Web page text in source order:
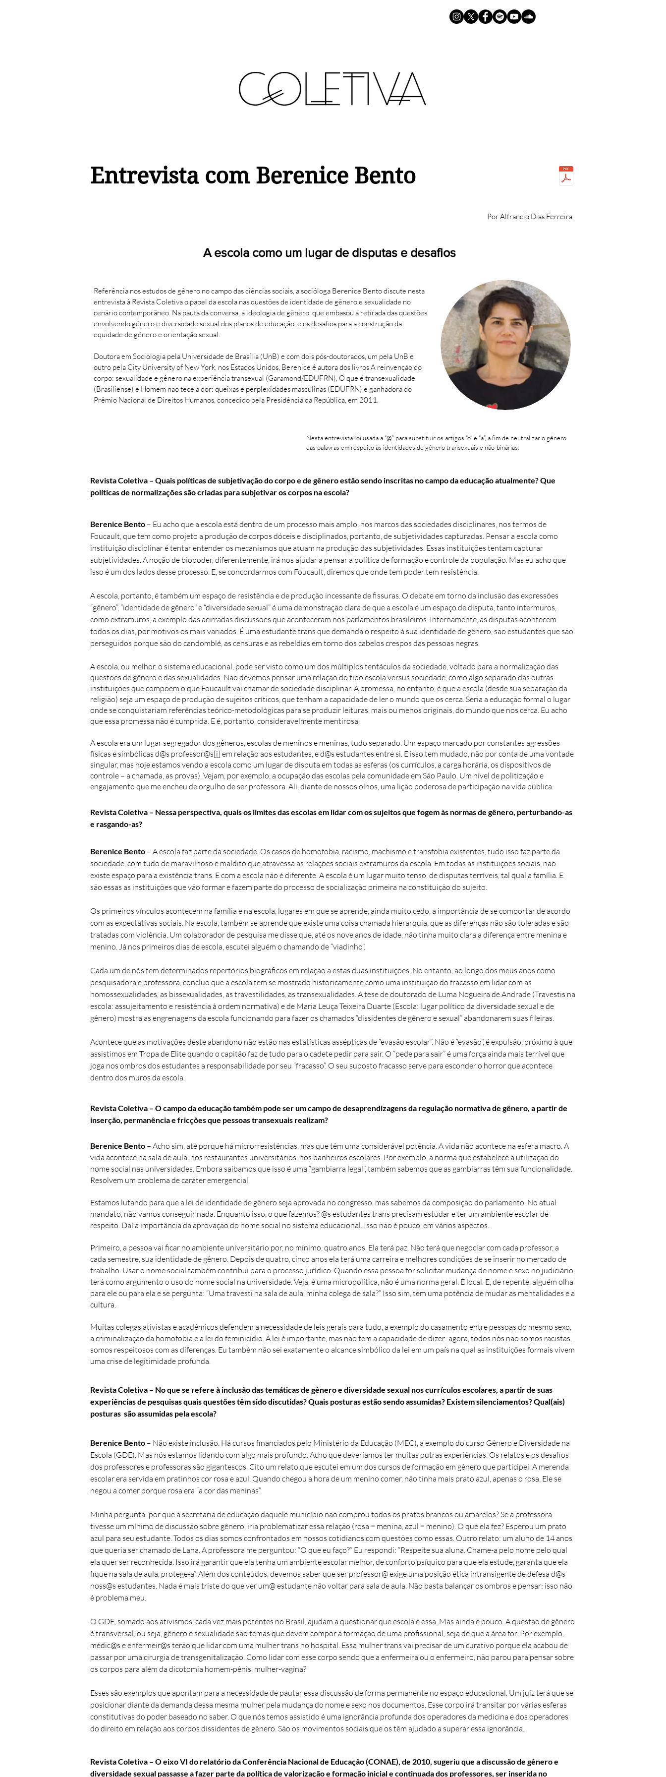
Entrevista com Berenice Bento
Por Alfrancio Dias Ferreira
A escola como um lugar de disputas e desafios
Referência nos estudos de gênero no campo das ciências sociais, a socióloga Berenice Bento discute nesta
entrevista à Revista Coletiva o papel da escola nas questões de identidade de gênero e sexualidade no
cenário contemporâneo. Na pauta da conversa, a ideologia de gênero, que embasou a retirada das questões
envolvendo gênero e diversidade sexual dos planos de educação, e os desafios para a construção da
equidade de gênero e orientação sexual.
Doutora em Sociologia pela Universidade de Brasília (UnB) e com dois pós-doutorados, um pela UnB e
outro pela City University of New York, nos Estados Unidos, Berenice é autora dos livros A reinvenção do
corpo: sexualidade e gênero na experiência transexual (Garamond/EDUFRN), O que é transexualidade
(Brasiliense) e Homem não tece a dor: queixas e perplexidades masculinas (EDUFRN) e ganhadora do
Prêmio Nacional de Direitos Humanos, concedido pela Presidência da República, em 2011.
Nesta entrevista foi usada a “@” para substituir os artigos “o” e “a”, a fim de neutralizar o gênero
das palavras em respeito às identidades de gênero transexuais e não-binárias.
Revista Coletiva – Quais políticas de subjetivação do corpo e de gênero estão sendo inscritas no campo da educação atualmente? Que
políticas de normalizações são criadas para subjetivar os corpos na escola?
Berenice Bento – Eu acho que a escola está dentro de um processo mais amplo, nos marcos das sociedades disciplinares, nos termos de
Foucault, que tem como projeto a produção de corpos dóceis e disciplinados, portanto, de subjetividades capturadas. Pensar a escola como
instituição disciplinar é tentar entender os mecanismos que atuam na produção das subjetividades. Essas instituições tentam capturar
subjetividades. A noção de biopoder, diferentemente, irá nos ajudar a pensar a política de formação e controle da população. Mas eu acho que
isso é um dos lados desse processo. E, se concordarmos com Foucault, diremos que onde tem poder tem resistência.
A escola, portanto, é também um espaço de resistência e de produção incessante de fissuras. O debate em torno da inclusão das expressões
“gênero”, “identidade de gênero” e “diversidade sexual” é uma demonstração clara de que a escola é um espaço de disputa, tanto intermuros,
como extramuros, a exemplo das acirradas discussões que aconteceram nos parlamentos brasileiros. Internamente, as disputas acontecem
todos os dias, por motivos os mais variados. É uma estudante trans que demanda o respeito à sua identidade de gênero, são estudantes que são
perseguidos porque são do candomblé, as censuras e as rebeldias em torno dos cabelos crespos das pessoas negras.
A escola, ou melhor, o sistema educacional, pode ser visto como um dos múltiplos tentáculos da sociedade, voltado para a normalização das
questões de gênero e das sexualidades. Não devemos pensar uma relação do tipo escola versus sociedade, como algo separado das outras
instituições que compõem o que Foucault vai chamar de sociedade disciplinar. A promessa, no entanto, é que a escola (desde sua separação da
religião) seja um espaço de produção de sujeitos críticos, que tenham a capacidade de ler o mundo que os cerca. Seria a educação formal o lugar
onde se conquistariam referências teórico-metodológicas para se produzir leituras, mais ou menos originais, do mundo que nos cerca. Eu acho
que essa promessa não é cumprida. E é, portanto, consideravelmente mentirosa.
A escola era um lugar segregador dos gêneros, escolas de meninos e meninas, tudo separado. Um espaço marcado por constantes agressões
físicas e simbólicas d@s professor@s[i] em relação aos estudantes, e d@s estudantes entre si. E isso tem mudado, não por conta de uma vontade
singular, mas hoje estamos vendo a escola como um lugar de disputa em todas as esferas (os currículos, a carga horária, os dispositivos de
controle – a chamada, as provas). Vejam, por exemplo, a ocupação das escolas pela comunidade em São Paulo. Um nível de politização e
engajamento que me encheu de orgulho de ser professora. Ali, diante de nossos olhos, uma lição poderosa de participação na vida pública.
Revista Coletiva – Nessa perspectiva, quais os limites das escolas em lidar com os sujeitos que fogem às normas de gênero, perturbando-as
e rasgando-as?
Berenice Bento – A escola faz parte da sociedade. Os casos de homofobia, racismo, machismo e transfobia existentes, tudo isso faz parte da
sociedade, com tudo de maravilhoso e maldito que atravessa as relações sociais extramuros da escola. Em todas as instituições sociais, não
existe espaço para a existência trans. E com a escola não é diferente. A escola é um lugar muito tenso, de disputas terríveis, tal qual a família. E
são essas as instituições que vão formar e fazem parte do processo de socialização primeira na constituição do sujeito.
Os primeiros vínculos acontecem na família e na escola, lugares em que se aprende, ainda muito cedo, a importância de se comportar de acordo
com as expectativas sociais. Na escola, também se aprende que existe uma coisa chamada hierarquia, que as diferenças não são toleradas e são
tratadas com violência. Um colaborador de pesquisa me disse que, até os nove anos de idade, não tinha muito clara a diferença entre menina e
menino. Já nos primeiros dias de escola, escutei alguém o chamando de “viadinho”.
Cada um de nós tem determinados repertórios biográficos em relação a estas duas instituições. No entanto, ao longo dos meus anos como
pesquisadora e professora, concluo que a escola tem se mostrado historicamente como uma instituição do fracasso em lidar com as
homossexualidades, as bissexualidades, as travestilidades, as transexualidades. A tese de doutorado de Luma Nogueira de Andrade (Travestis na
escola: assujeitamento e resistência à ordem normativa) e de Maria Leuça Teixeira Duarte (Escola: lugar político da diversidade sexual e de
gênero) mostra as engrenagens da escola funcionando para fazer os chamados “dissidentes de gênero e sexual” abandonarem suas fileiras.
Acontece que as motivações deste abandono não estão nas estatísticas assépticas de “evasão escolar”. Não é “evasão”, é expulsão, próximo à que
assistimos em Tropa de Elite quando o capitão faz de tudo para o cadete pedir para sair. O “pede para sair” é uma força ainda mais terrível que
joga nos ombros dos estudantes a responsabilidade por seu “fracasso”. O seu suposto fracasso serve para esconder o horror que acontece
dentro dos muros da escola.
Revista Coletiva – O campo da educação também pode ser um campo de desaprendizagens da regulação normativa de gênero, a partir de
inserção, permanência e fricções que pessoas transexuais realizam?
Berenice Bento – Acho sim, até porque há microrresistências, mas que têm uma considerável potência. A vida não acontece na esfera macro. A
vida acontece na sala de aula, nos restaurantes universitários, nos banheiros escolares. Por exemplo, a norma que estabelece a utilização do
nome social nas universidades. Embora saibamos que isso é uma “gambiarra legal”, também sabemos que as gambiarras têm sua funcionalidade.
Resolvem um problema de caráter emergencial.
Estamos lutando para que a lei de identidade de gênero seja aprovada no congresso, mas sabemos da composição do parlamento. No atual
mandato, não vamos conseguir nada. Enquanto isso, o que fazemos? @s estudantes trans precisam estudar e ter um ambiente escolar de
respeito. Daí a importância da aprovação do nome social no sistema educacional. Isso não é pouco, em vários aspectos.
Primeiro, a pessoa vai ficar no ambiente universitário por, no mínimo, quatro anos. Ela terá paz. Não terá que negociar com cada professor, a
cada semestre, sua identidade de gênero. Depois de quatro, cinco anos ela terá uma carreira e melhores condições de se inserir no mercado de
trabalho. Usar o nome social também contribui para o processo jurídico. Quando essa pessoa for solicitar mudança de nome e sexo no judiciário,
terá como argumento o uso do nome social na universidade. Veja, é uma micropolítica, não é uma norma geral. É local. E, de repente, alguém olha
para ele ou para ela e se pergunta: “Uma travesti na sala de aula, minha colega de sala?” Isso sim, tem uma potência de mudar as mentalidades e a
cultura.
Muitas colegas ativistas e acadêmicos defendem a necessidade de leis gerais para tudo, a exemplo do casamento entre pessoas do mesmo sexo,
a criminalização da homofobia e a lei do feminicídio. A lei é importante, mas não tem a capacidade de dizer: agora, todos nós não somos racistas,
somos respeitosos com as diferenças. Eu também não sei exatamente o alcance simbólico da lei em um país na qual as instituições formais vivem
uma crise de legitimidade profunda.
Revista Coletiva – No que se refere à inclusão das temáticas de gênero e diversidade sexual nos currículos escolares, a partir de suas
experiências de pesquisas quais questões têm sido discutidas? Quais posturas estão sendo assumidas? Existem silenciamentos? Qual(ais)
posturas são assumidas pela escola?
Berenice Bento – Não existe inclusão. Há cursos financiados pelo Ministério da Educação (MEC), a exemplo do curso Gênero e Diversidade na
Escola (GDE). Mas nós estamos lidando com algo mais profundo. Acho que deveríamos ter muitas outras experiências. Os relatos e os desafios
dos professores e professoras são gigantescos. Cito um relato que escutei em um dos cursos de formação em gênero que participei. A merenda
escolar era servida em pratinhos cor rosa e azul. Quando chegou a hora de um menino comer, não tinha mais prato azul, apenas o rosa. Ele se
negou a comer porque rosa era “a cor das meninas”.
Minha pergunta: por que a secretaria de educação daquele município não comprou todos os pratos brancos ou amarelos? Se a professora
tivesse um mínimo de discussão sobre gênero, iria problematizar essa relação (rosa = menina, azul = menino). O que ela fez? Esperou um prato
azul para seu estudante. Todos os dias somos confrontados em nossos cotidianos com questões como essas. Outro relato: um aluno de 14 anos
que queria ser chamado de Lana. A professora me perguntou: “O que eu faço?” Eu respondi: “Respeite sua aluna. Chame-a pelo nome pelo qual
ela quer ser reconhecida. Isso irá garantir que ela tenha um ambiente escolar melhor, de conforto psíquico para que ela estude, garanta que ela
fique na sala de aula, protege-a”. Além dos conteúdos, devemos saber que ser professor@ exige uma posição ética intransigente de defesa d@s
noss@s estudantes. Nada é mais triste do que ver um@ estudante não voltar para sala de aula. Não basta balançar os ombros e pensar: isso não
é problema meu.
O GDE, somado aos ativismos, cada vez mais potentes no Brasil, ajudam a questionar que escola é essa. Mas ainda é pouco. A questão de gênero
é transversal, ou seja, gênero e sexualidade são temas que devem compor a formação de uma profissional, seja de que a área for. Por exemplo,
médic@s e enfermeir@s terão que lidar com uma mulher trans no hospital. Essa mulher trans vai precisar de um curativo porque ela acabou de
passar por uma cirurgia de transgenitalização. Como lidar com esse corpo sendo que a enfermeira ou o enfermeiro, não parou para pensar sobre
os corpos para além da dicotomia homem-pênis, mulher-vagina?
Esses são exemplos que apontam para a necessidade de pautar essa discussão de forma permanente no espaço educacional. Um juiz terá que se
posicionar diante da demanda dessa mesma mulher pela mudança do nome e sexo nos documentos. Esse corpo irá transitar por várias esferas
constitutivas do poder baseado no saber. O que nós temos assistido é uma ignorância profunda dos operadores da medicina e dos operadores
do direito em relação aos corpos dissidentes de gênero. São os movimentos sociais que os têm ajudado a superar essa ignorância.
Revista Coletiva – O eixo VI do relatório da Conferência Nacional de Educação (CONAE), de 2010, sugeriu que a discussão de gênero e
diversidade sexual passasse a fazer parte da política de valorização e formação inicial e continuada dos professores, ser inserida no